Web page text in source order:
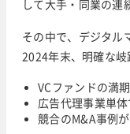
して大手・同業の
その中で、デジタル
2024年末、明確な岐
VCファンドの満
広告代理事業単
競合のM&A事例